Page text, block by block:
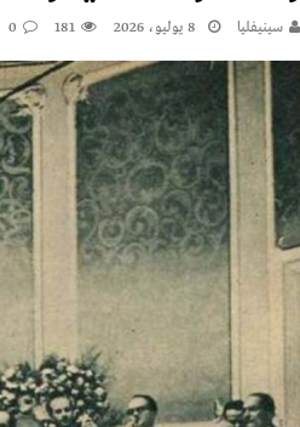
سينيفليا 8 يوليو، 2026 181
0